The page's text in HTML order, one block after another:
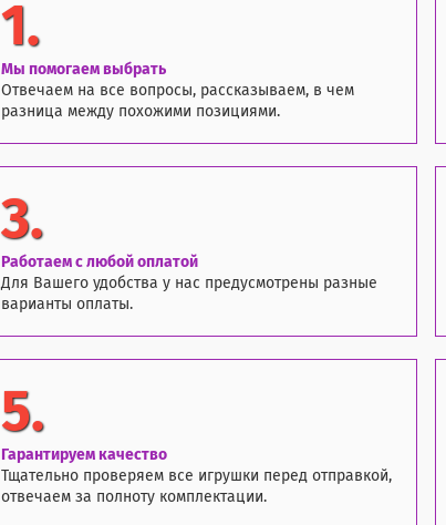
1.
Мы помогаем выбрать
Отвечаем на все вопросы, рассказываем, в чем
разница между похожими позициями.
3.
Работаем с любой оплатой
Для Вашего удобства у нас предусмотрены разные
варианты оплаты.
5.
Гарантируем качество
Тщательно проверяем все игрушки перед отправкой,
отвечаем за полноту комплектации.